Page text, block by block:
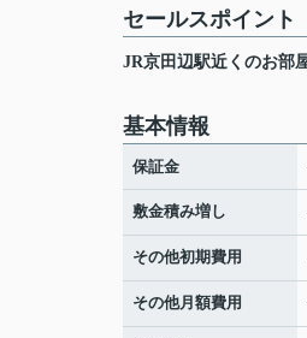
セールスポイント
JR京田辺駅近くのお部
基本情報
保証金
敷金積み増し
その他初期費用
その他月額費用